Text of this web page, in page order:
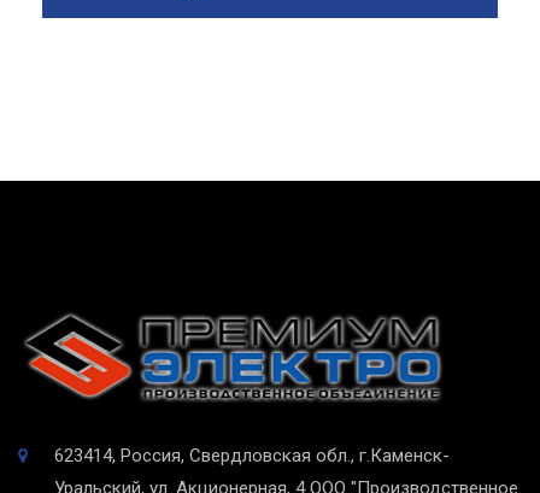
623414, Россия, Свердловская обл., г.Каменск-
Уральский, ул. Акционерная, 4 ООО "Производственное